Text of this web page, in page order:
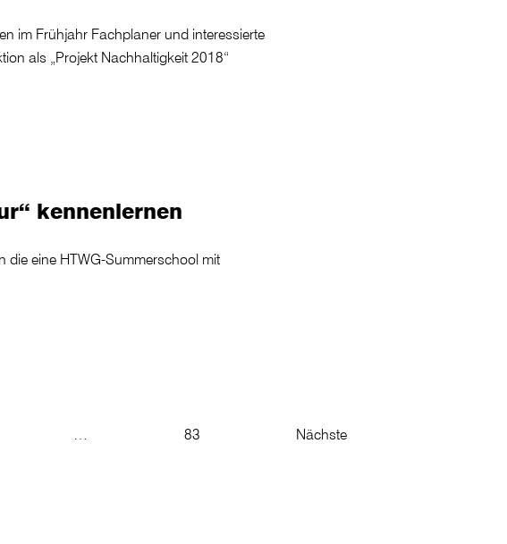
im Frühjahr Fachplaner und interessierte
als „Projekt Nachhaltigkeit 2018“
kennenlernen
die eine HTWG-Summerschool mit
83 Nächste